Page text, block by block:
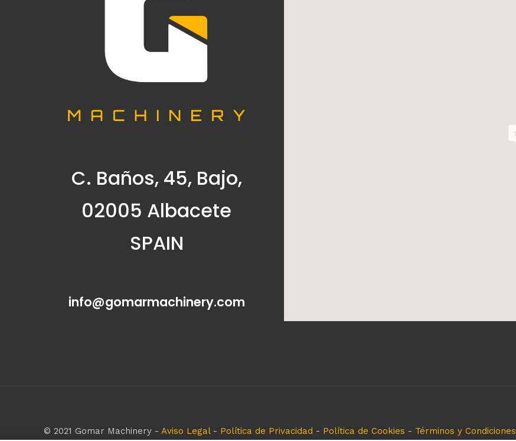
C. Baños, 45, Bajo,
02005 Albacete
SPAIN
info@gomarmachinery.com
© 2021 Gomar Machinery -Aviso Legal- Política de Privacidad - Política de Cookies - Términos y Condiciones